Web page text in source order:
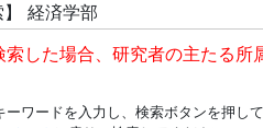
】 経済学部
した場合、研究者の主たる所
ワードを入力し、検索ボタンを押し